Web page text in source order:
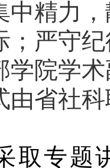
中精力
；严守
学院学
由省社
取专题